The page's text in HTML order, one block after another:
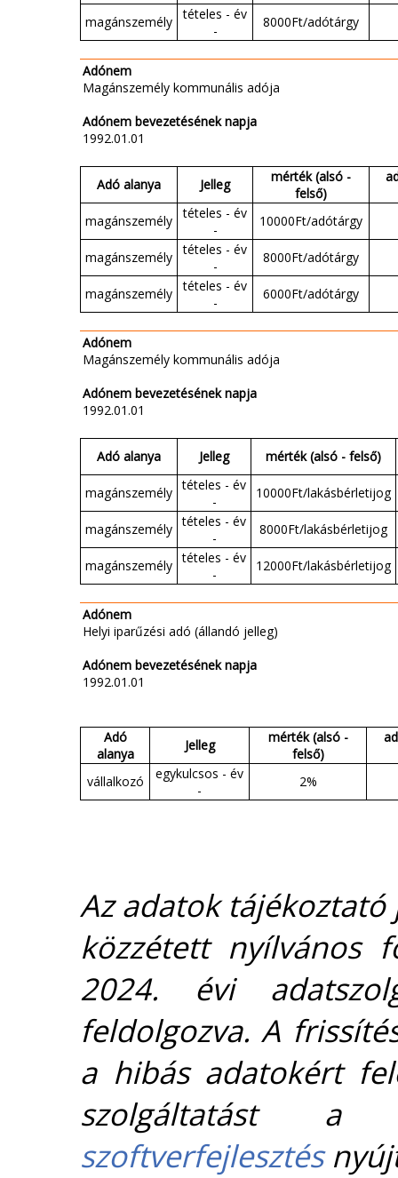
magánszemély
tételes - év
-
8000Ft/adótárgy
Adónem
Magánszemély kommunális adója
Adónem bevezetésének napja
1992.01.01
Adó alanya Jelleg
mérték (alsó -
felső)
magánszemély
tételes - év
-
10000Ft/adótárgy
magánszemély
tételes - év
-
8000Ft/adótárgy
magánszemély
tételes - év
-
6000Ft/adótárgy
Adónem
Magánszemély kommunális adója
Adónem bevezetésének napja
1992.01.01
Adó alanya Jelleg mérték (alsó - felső)
magánszemély tételes - év
-
10000Ft/lakásbérletijog
magánszemély tételes - év
-
8000Ft/lakásbérletijog
magánszemély tételes - év
-
12000Ft/lakásbérletijog
Adónem
Helyi iparűzési adó (állandó jelleg)
Adónem bevezetésének napja
1992.01.01
Adó
alanya
Jelleg
mérték (alsó -
felső)
vállalkozó
egykulcsos - év
-
2%
Az adatok
közzétett nyílvános
2024. évi
feldolgozva. A
a hibás adatokért
szolgáltatást
szoftverfejlesztés